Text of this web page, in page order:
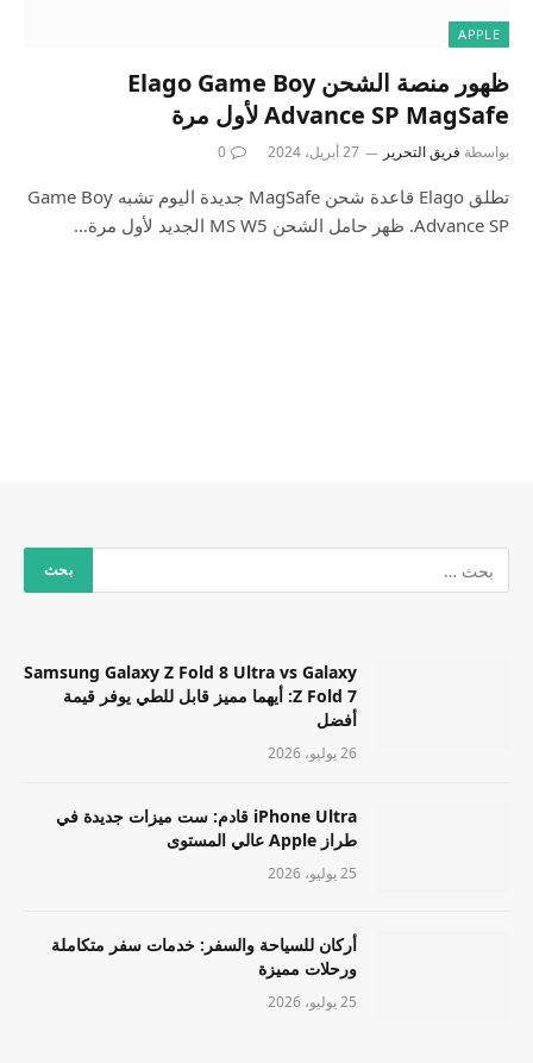
APPLE
ظهور منصة الشحن Elago Game Boy
Advance SP MagSafe لأول مرة
بواسطة فريق التحرير 27 أبريل، 2024 0
تطلق Elago قاعدة شحن MagSafe جديدة اليوم تشبه Game Boy
Advance SP. ظهر حامل الشحن MS W5 الجديد لأول مرة…
Samsung Galaxy Z Fold 8 Ultra vs Galaxy
Z Fold 7: أيهما مميز قابل للطي يوفر قيمة
أفضل
26 يوليو، 2026
iPhone Ultra قادم: ست ميزات جديدة في
طراز Apple عالي المستوى
25 يوليو، 2026
أركان للسياحة والسفر: خدمات سفر متكاملة
ورحلات مميزة
25 يوليو، 2026